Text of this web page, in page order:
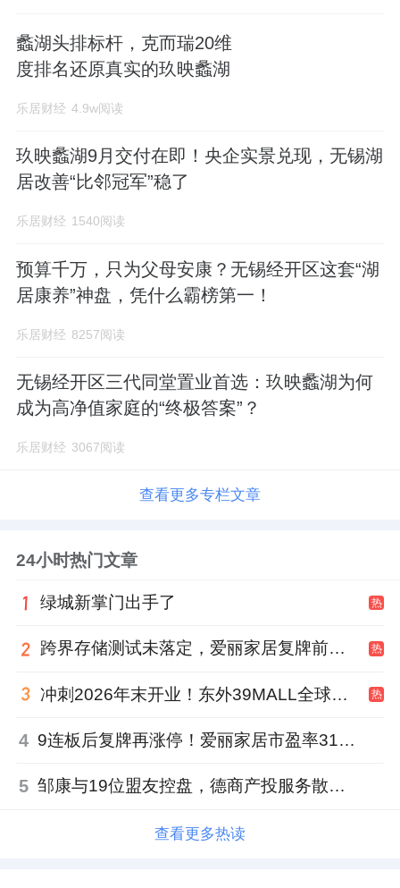
蠡湖头排标杆，克而瑞20维
度排名还原真实的玖映蠡湖
乐居财经 4.9w阅读
玖映蠡湖9月交付在即！央企实景兑现，无锡湖
居改善“比邻冠军”稳了
乐居财经 1540阅读
预算千万，只为父母安康？无锡经开区这套“湖
居康养”神盘，凭什么霸榜第一！
乐居财经 8257阅读
无锡经开区三代同堂置业首选：玖映蠡湖为何
成为高净值家庭的“终极答案”？
乐居财经 3067阅读
查看更多专栏文章
24小时热门文章
绿城新掌门出手了 热
跨界存储测试未落定，爱丽家居复牌前自揭多重风险 热
冲刺2026年末开业！东外39MALL全球招商启幕，重构东直门商圈格局 热
4 9连板后复牌再涨停！爱丽家居市盈率318倍，跨界收购案尚未落地
5 邹康与19位盟友控盘，德商产投服务散户绝迹
查看更多热读